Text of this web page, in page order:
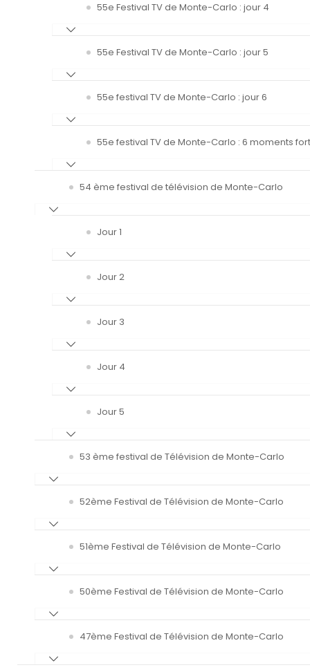
55e Festival TV de Monte-Carlo : jour 4
55e Festival TV de Monte-Carlo : jour 5
55e festival TV de Monte-Carlo : jour 6
55e festival TV de Monte-Carlo : 6 moments
54 ème festival de télévision de Monte-Carlo
Jour 1
Jour 2
Jour 3
Jour 4
Jour 5
53 ème festival de Télévision de Monte-Carlo
52ème Festival de Télévision de Monte-Carlo
51ème Festival de Télévision de Monte-Carlo
50ème Festival de Télévision de Monte-Carlo
47ème Festival de Télévision de Monte-Carlo